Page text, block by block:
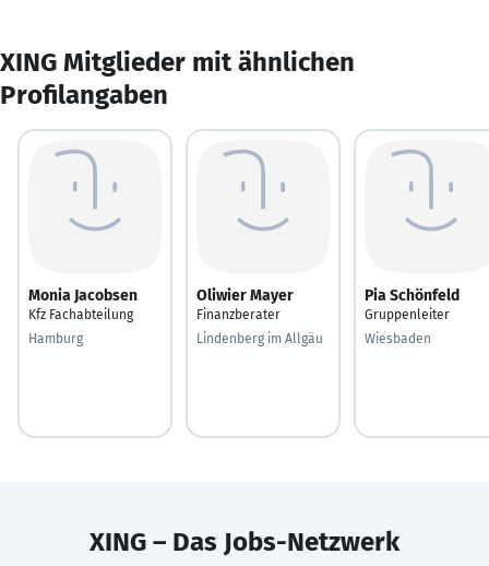
XING Mitglieder mit ähnlichen
Profilangaben
Monia Jacobsen
Kfz Fachabteilung
Hamburg
Oliwier Mayer
Finanzberater
Lindenberg im Allgäu
Pia Schönfeld
Gruppenleiter
Wiesbaden
XING – Das Jobs-Netzwerk